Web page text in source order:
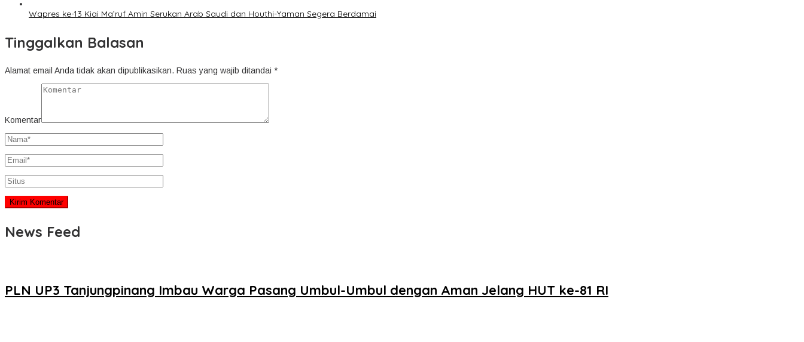
Wapres ke-13 Kiai Ma’ruf Amin Serukan Arab Saudi dan Houthi-Yaman Segera Berdamai
Tinggalkan Balasan
Alamat email Anda tidak akan dipublikasikan. Ruas yang wajib ditandai *
Komentar
News Feed
PLN UP3 Tanjungpinang Imbau Warga Pasang Umbul-Umbul dengan Aman Jelang HUT ke-81 RI